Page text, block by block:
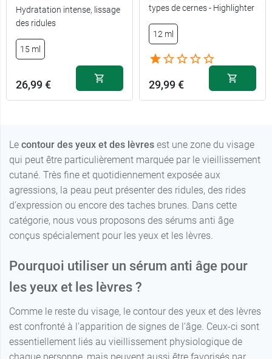
Hydratation intense, lissage
des ridules
15 ml
26,99 €
types de cernes - Highlighter
12 ml
29,99 €
Le contour des yeux et des lèvres est une zone du visage
qui peut être particulièrement marquée par le vieillissement
cutané. Très fine et quotidiennement exposée aux
agressions, la peau peut présenter des ridules, des rides
d’expression ou encore des taches brunes. Dans cette
catégorie, nous vous proposons des sérums anti âge
conçus spécialement pour les yeux et les lèvres.
Pourquoi utiliser un sérum anti âge pour
les yeux et les lèvres ?
Comme le reste du visage, le contour des yeux et des lèvres
est confronté à l’apparition de signes de l’âge. Ceux-ci sont
essentiellement liés au vieillissement physiologique de